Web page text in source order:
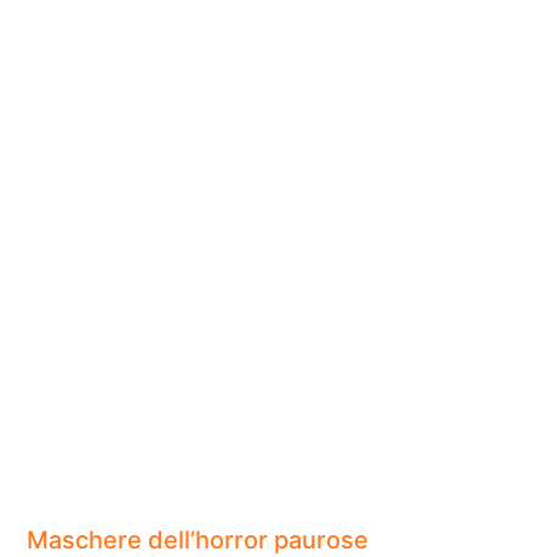
Maschere dell’horror paurose